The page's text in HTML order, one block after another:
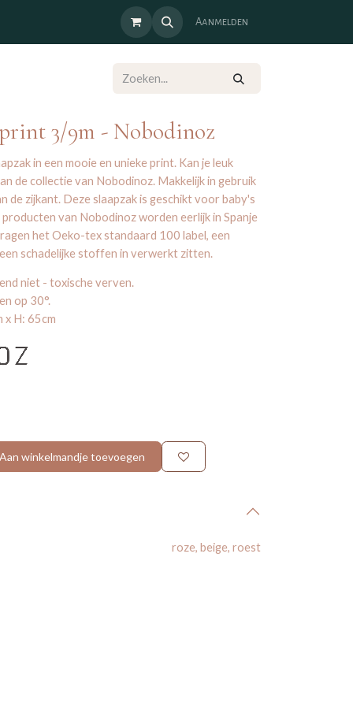
Aanmelden
3/9m - Nobodinoz
in een mooie en unieke print. Kan je leuk
de collectie van Nobodinoz. Makkelijk in gebruik
de zijkant. Deze slaapzak is geschikt voor baby's
van Nobodinoz worden eerlijk in Spanje
het Oeko-tex standaard 100 label, een
schadelijke stoffen in verwerkt zitten.
niet - toxische verven.
op 30°.
x H: 65cm
Aan winkelmandje toevoegen
roze, beige, roest